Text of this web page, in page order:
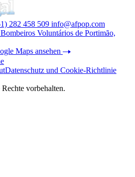
282 458 509 info@afpop.com
Voluntários de Portimão,
Maps ansehen
Datenschutz und Cookie-Richtlinie
vorbehalten.